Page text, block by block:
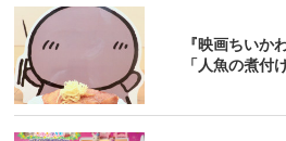
『映画ちい
「人魚の煮付